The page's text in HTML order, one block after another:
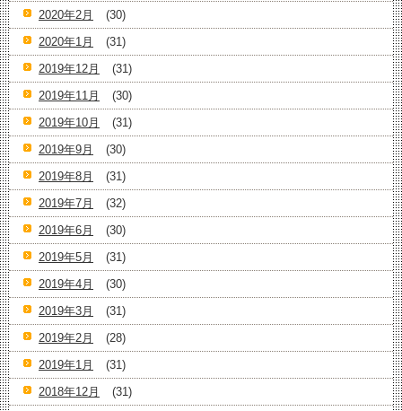
2020年2月
(30)
2020年1月
(31)
2019年12月
(31)
2019年11月
(30)
2019年10月
(31)
2019年9月
(30)
2019年8月
(31)
2019年7月
(32)
2019年6月
(30)
2019年5月
(31)
2019年4月
(30)
2019年3月
(31)
2019年2月
(28)
2019年1月
(31)
2018年12月
(31)